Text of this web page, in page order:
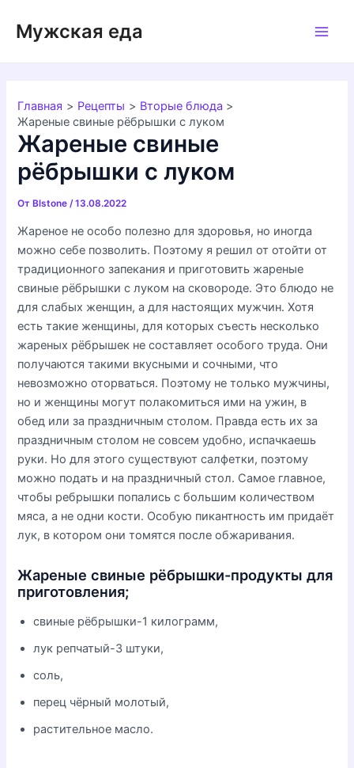
содержимому
Мужская еда
Главная Рецепты
Вторые блюда
Жареные свиные рёбрышки с луком
Жареные свиные
рёбрышки с луком
ОтBlstone /13.08.2022
Жареное не особо полезно для здоровья, но иногда
можно себе позволить. Поэтому я решил от отойти от
традиционного запекания и приготовить жареные
свиные рёбрышки с луком на сковороде. Это блюдо не
для слабых женщин, а для настоящих мужчин. Хотя
есть такие женщины, для которых съесть несколько
жареных рёбрышек не составляет особого труда. Они
получаются такими вкусными и сочными, что
невозможно оторваться. Поэтому не только мужчины,
но и женщины могут полакомиться ими на ужин, в
обед или за праздничным столом. Правда есть их за
праздничным столом не совсем удобно, испачкаешь
руки. Но для этого существуют салфетки, поэтому
можно подать и на праздничный стол. Самое главное,
чтобы ребрышки попались с большим количеством
мяса, а не одни кости. Особую пикантность им придаёт
лук, в котором они томятся после обжаривания.
Жареные свиные рёбрышки-продукты для
приготовления;
свиные рёбрышки-1 килограмм,
лук репчатый-3 штуки,
соль,
перец чёрный молотый,
растительное масло.